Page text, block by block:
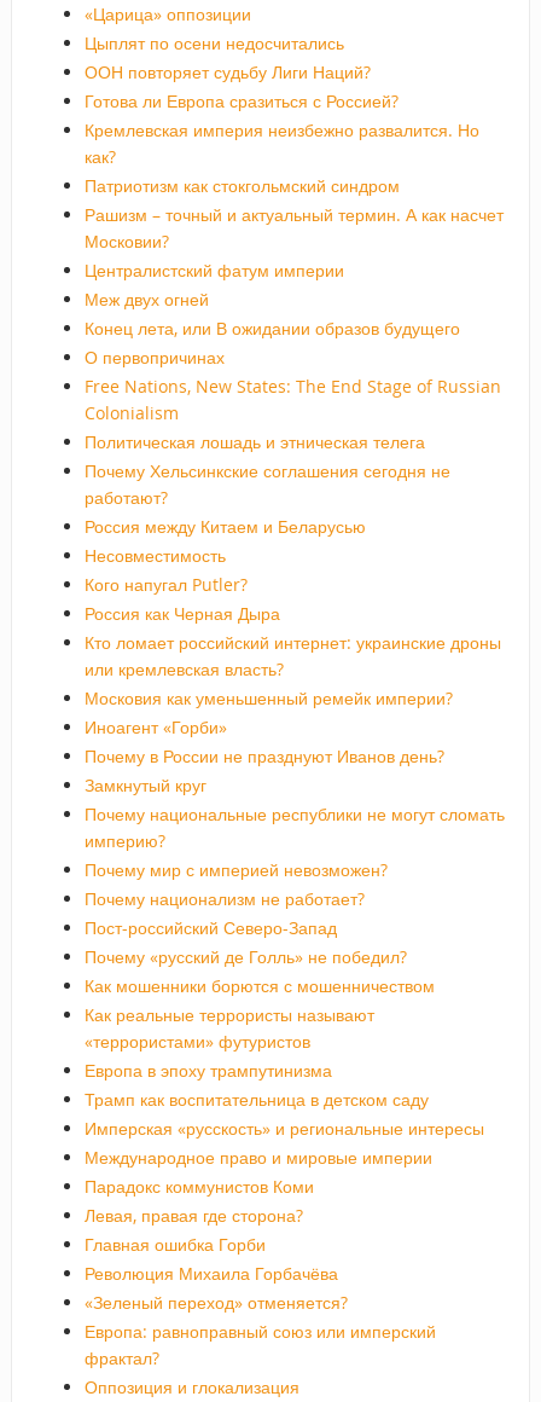
«Царица» оппозиции
Цыплят по осени недосчитались
ООН повторяет судьбу Лиги Наций?
Готова ли Европа сразиться с Россией?
Кремлевская империя неизбежно развалится. Но
как?
Патриотизм как стокгольмский синдром
Рашизм – точный и актуальный термин. А как насчет
Московии?
Централистский фатум империи
Меж двух огней
Конец лета, или В ожидании образов будущего
О первопричинах
Free Nations, New States: The End Stage of Russian
Colonialism
Политическая лошадь и этническая телега
Почему Хельсинкские соглашения сегодня не
работают?
Россия между Китаем и Беларусью
Несовместимость
Кого напугал Putler?
Россия как Черная Дыра
Кто ломает российский интернет: украинские дроны
или кремлевская власть?
Московия как уменьшенный ремейк империи?
Иноагент «Горби»
Почему в России не празднуют Иванов день?
Замкнутый круг
Почему национальные республики не могут сломать
империю?
Почему мир с империей невозможен?
Почему национализм не работает?
Пост-российский Северо-Запад
Почему «русский де Голль» не победил?
Как мошенники борются с мошенничеством
Как реальные террористы называют
«террористами» футуристов
Европа в эпоху трампутинизма
Трамп как воспитательница в детском саду
Имперская «русскость» и региональные интересы
Международное право и мировые империи
Парадокс коммунистов Коми
Левая, правая где сторона?
Главная ошибка Горби
Революция Михаила Горбачёва
«Зеленый переход» отменяется?
Европа: равноправный союз или имперский
фрактал?
Оппозиция и глокализация